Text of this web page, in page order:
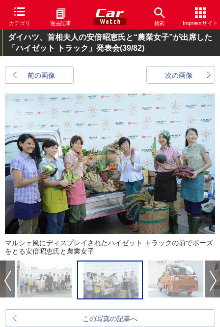
カテゴリ 過去記事 検索 Impressサイト
ダイハツ、首相夫人の安倍昭恵氏と“農業女子”が出席した
「ハイゼット トラック」発表会(39/82)
前の画像 次の画像
マルシェ風にディスプレイされたハイゼット トラックの前でポーズ
をとる安倍昭恵氏と農業女子
この写真の記事へ